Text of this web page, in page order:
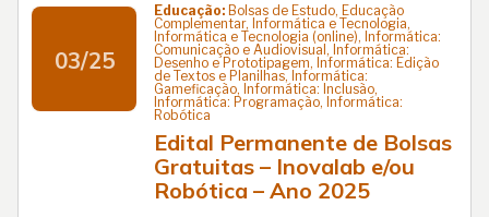
03/25
Educação: Bolsas de Estudo, Educação
Complementar, Informática e Tecnologia,
Informática e Tecnologia (online), Informática:
Comunicação e Audiovisual, Informática:
Desenho e Prototipagem, Informática: Edição
de Textos e Planilhas, Informática:
Gameficação, Informática: Inclusão,
Informática: Programação, Informática:
Robótica
Edital Permanente de Bolsas
Gratuitas – Inovalab e/ou
Robótica – Ano 2025